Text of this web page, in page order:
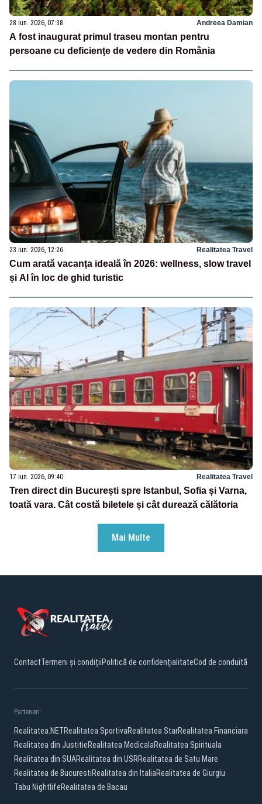
28 iun. 2026, 07:38 Andreea Damian
A fost inaugurat primul traseu montan pentru
persoane cu deficienţe de vedere din România
23 iun. 2026, 12:26 Realitatea Travel
Cum arată vacanța ideală în 2026: wellness, slow travel
și AI în loc de ghid turistic
17 iun. 2026, 09:40 Realitatea Travel
Tren direct din București spre Istanbul, Sofia și Varna,
toată vara. Cât costă biletele și cât durează călătoria
Mai Multe
ContactTermeni și condițiiPolitică de confidențialitateCod de conduită
Parteneri:
Realitatea.NETRealitatea SportivaRealitatea StarRealitatea Financiara
Realitatea din JustitieRealitatea MedicalaRealitatea Spirituala
Realitatea din SUARealitatea din USRRealitatea de Satu Mare
Realitatea de BucurestiRealitatea din ItaliaRealitatea de Giurgiu
Tabu NightlifeRealitatea de Bacau